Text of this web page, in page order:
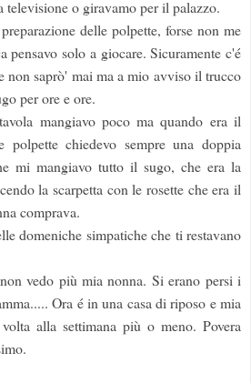
televisione o giravamo per il palazzo.
delle polpette, forse non me
pensavo solo a giocare. Sicuramente c'é
non saprò' mai ma a mio avviso il trucco
per ore e ore.
mangiavo poco ma quando era il
polpette chiedevo sempre una doppia
mi mangiavo tutto il sugo, che era la
la scarpetta con le rosette che era il
comprava.
domeniche simpatiche che ti restavano
vedo più mia nonna. Si erano persi i
Ora é in una casa di riposo e mia
alla settimana più o meno. Povera